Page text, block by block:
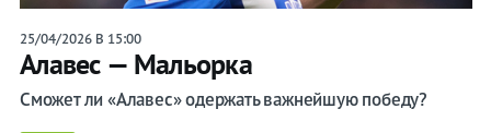
25/04/2026 В 15:00
Алавес — Мальорка
Сможет ли «Алавес» одержать важнейшую победу?